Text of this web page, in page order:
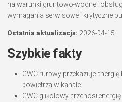
na warunki gruntowo-wodne i
wymagania serwisowe i krytyczne
Ostatnia aktualizacja: 2026-04-15
Szybkie fakty
GWC rurowy przekazuje
powietrza w kanale.
GWC glikolowy przenosi